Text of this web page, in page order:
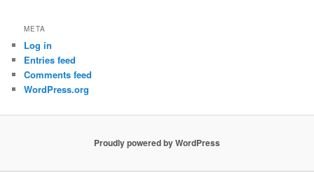
META
Log in
Entries feed
Comments feed
WordPress.org
Proudly powered by WordPress